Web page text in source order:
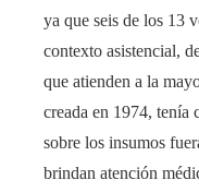
ya que seis de los 13
contexto asistencial,
que atienden a la
creada en 1974, tenía
sobre los insumos
brindan atención